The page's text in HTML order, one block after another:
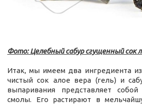
Фото: Целебный сабур сгущенный сок
Итак, мы имеем два ингредиента
чистый сок алое вера (гель) и
выпаривания представляет
смолы. Его растирают в